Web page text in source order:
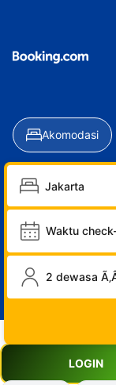
Akomodasi
Waktu
2 dewasa
LOGIN